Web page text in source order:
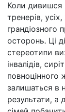
Коли дивишся
тренерів,
осторонь. Ці
стереотипи
інвалідів,
повноцінного
залишаться в
результати, а